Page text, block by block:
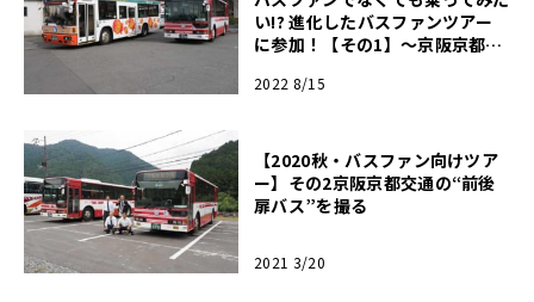
い!? 進化したバスファンツアー
に参加！【その1】～京阪京都交
線を巡る旅～
2022 8/15
【2020秋・バスファン向けツア
ー】その2京阪京都交通の“前後
扉バス”を撮る
2021 3/20